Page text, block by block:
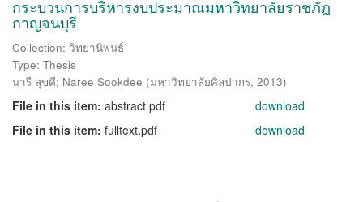
กระบวนการบริหารงบประมาณมหาวิทยาลัยราชภัฎ
กาญจนบุรี
Collection: วิทยานิพนธ์
Type: Thesis
นารี สุขดี; Naree Sookdee (มหาวิทยาลัยศิลปากร, 2013)
File in this item: abstract.pdf
download
File in this item: fulltext.pdf download